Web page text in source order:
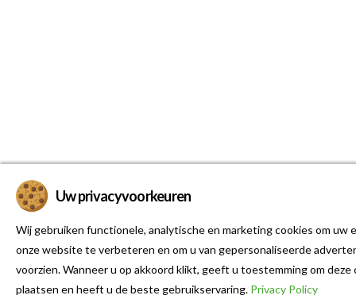
Uw privacyvoorkeuren
Wij gebruiken functionele, analytische en marketing cookies om uw
onze website te verbeteren en om u van gepersonaliseerde
voorzien. Wanneer u op akkoord klikt, geeft u toestemming om deze
plaatsen en heeft u de beste gebruikservaring. Privacy Policy